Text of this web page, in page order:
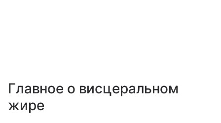
Главное о висцеральном
жире